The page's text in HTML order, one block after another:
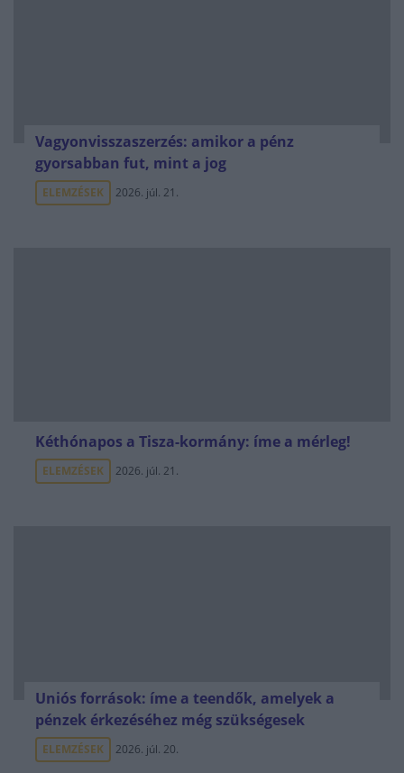
Vagyonvisszaszerzés: amikor a pénz
gyorsabban fut, mint a jog
ELEMZÉSEK 2026. júl. 21.
Kéthónapos a Tisza-kormány: íme a mérleg!
ELEMZÉSEK 2026. júl. 21.
Uniós források: íme a teendők, amelyek a
pénzek érkezéséhez még szükségesek
ELEMZÉSEK 2026. júl. 20.